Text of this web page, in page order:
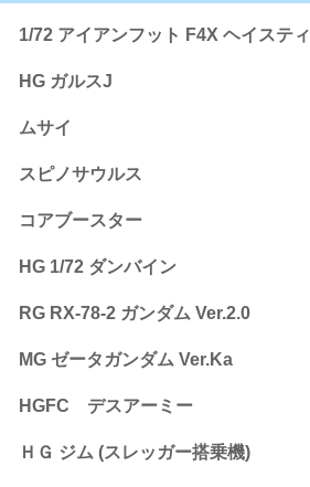
1/72 アイアンフット F4X ヘイスティ
HG ガルスJ
ムサイ
スピノサウルス
コアブースター
HG 1/72 ダンバイン
RG RX-78-2 ガンダム Ver.2.0
MG ゼータガンダム Ver.Ka
HGFC デスアーミー
ＨＧ ジム (スレッガー搭乗機)